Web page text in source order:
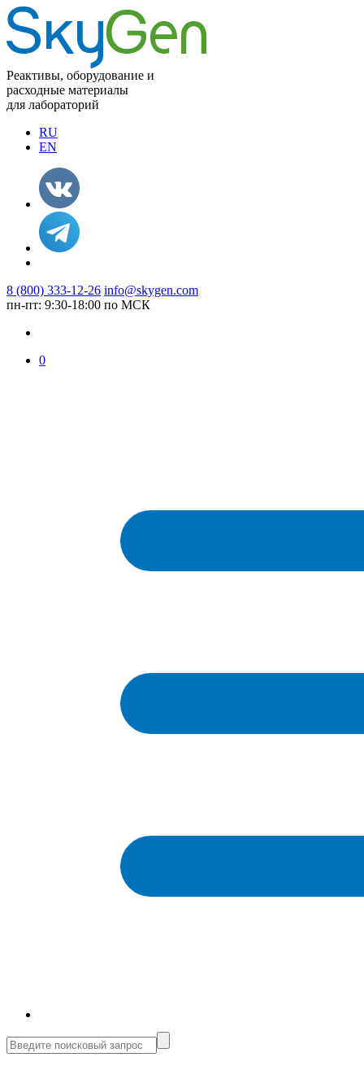
Реактивы, оборудование и
расходные материалы
для лабораторий
RU
EN
8 (800) 333-12-26 info@skygen.com
пн-пт: 9:30-18:00 по МСК
0